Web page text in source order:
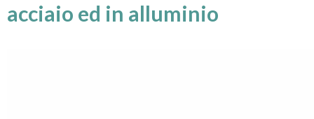
acciaio ed in alluminio